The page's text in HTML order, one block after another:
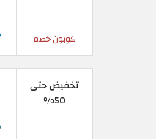
كوبون خصم
تخفيض حتى
50%